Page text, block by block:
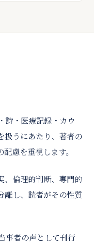
詩・医療記録・カウ
扱うにあたり、著者の
慮を重視します。
、倫理的判断、専門的
離し、読者がその性質
事者の声として刊行